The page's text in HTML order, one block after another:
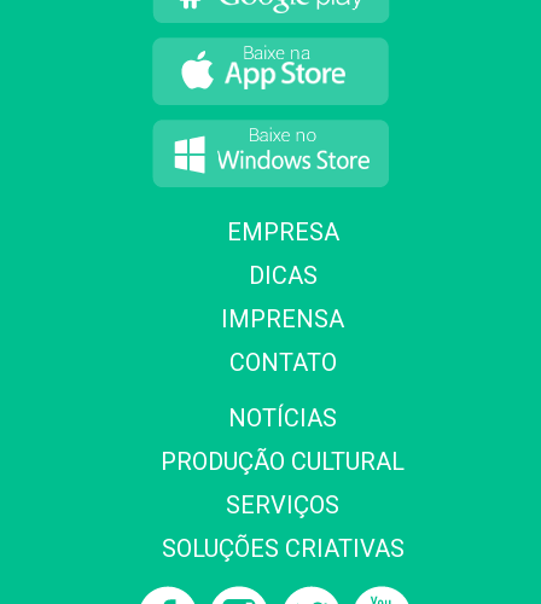
EMPRESA
DICAS
IMPRENSA
CONTATO
NOTÍCIAS
PRODUÇÃO CULTURAL
SERVIÇOS
SOLUÇÕES CRIATIVAS